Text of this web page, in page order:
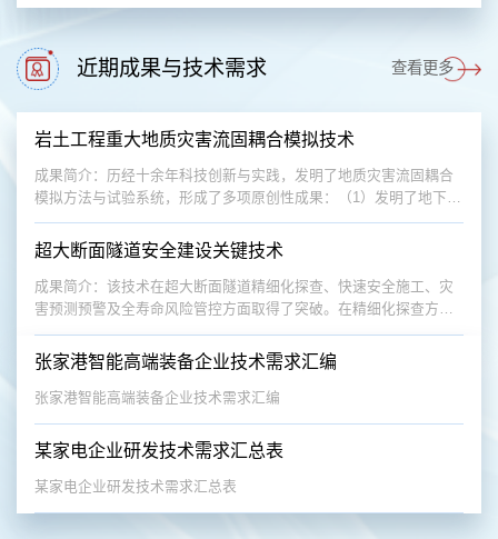
近期成果与技术需求 查看更多
岩土工程重大地质灾害流固耦合模拟技术
成果简介：历经十余年科技创新与实践，发明了地质灾害流固耦合
模拟方法与试验系统，形成了多项原创性成果：（1）发明了地下工
程围岩-地下水-储水构造谱系化流固耦合相似材料。针对传统材料遇
水崩解和难以精确模拟围岩渐进性破坏难题，研发了可还原工程赋
存环境的谱系化相似材料，有效反应赋存充水溶洞、富水断层等地
层围岩的流固耦合效应与渐进性渗流破坏，实现了量化耦合模拟。
（2）发明了钻爆法与掘进机法地下工程施工全过程...
超大断面隧道安全建设关键技术
成果简介：该技术在超大断面隧道精细化探查、快速安全施工、灾
害预测预警及全寿命风险管控方面取得了突破。在精细化探查方
备，实现了溶洞等不良地质的精准探测、真实成像；开发了基于图
像感知技术的隧道围岩数字编录系统，实现了隧道围岩结构信息快
速采集、自动识别与地质编录。在安全施工技术方面，建立了基于
张家港智能高端装备企业技术需求汇编
张家港智能高端装备企业技术需求汇编
某家电企业研发技术需求汇总表
某家电企业研发技术需求汇总表